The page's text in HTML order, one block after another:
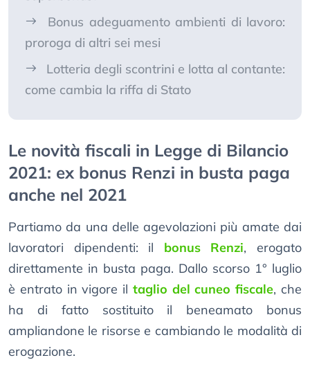
Bonus adeguamento ambienti di lavoro:
proroga di altri sei mesi
Lotteria degli scontrini e lotta al contante:
come cambia la riffa di Stato
Le novità fiscali in Legge di Bilancio
2021: ex bonus Renzi in busta paga
anche nel 2021
Partiamo da una delle agevolazioni più amate dai
lavoratori dipendenti: il bonus Renzi, erogato
direttamente in busta paga. Dallo scorso 1° luglio
è entrato in vigore il taglio del cuneo fiscale, che
ha di fatto sostituito il beneamato bonus
ampliandone le risorse e cambiando le modalità di
erogazione.